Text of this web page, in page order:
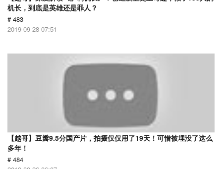
机长，到底是英雄还是罪人？
# 483
2019-09-28 07:51
【越哥】豆瓣9.5分国产片，拍摄仅仅用了19天！可惜被埋没了这么
多年！
# 484